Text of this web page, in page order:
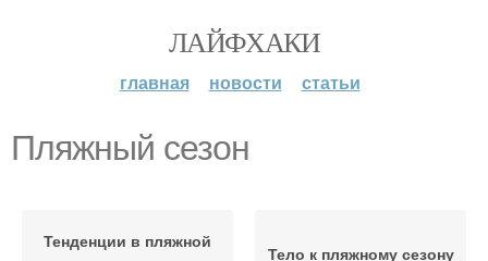
ЛАЙФХАКИ
главная новости статьи
Пляжный сезон
Тенденции в пляжной
Тело к пляжному сезону